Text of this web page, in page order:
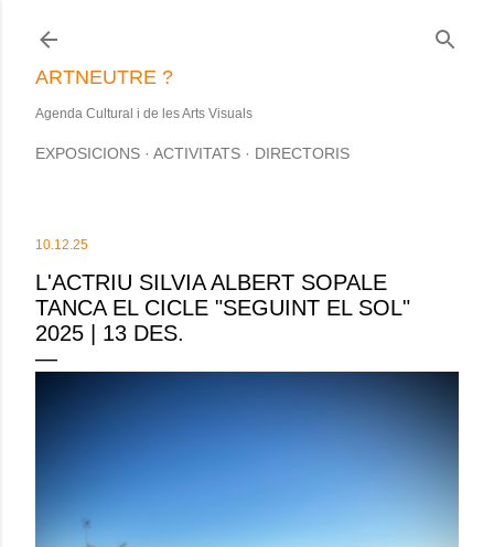
ARTNEUTRE ?
Agenda Cultural i de les Arts Visuals
EXPOSICIONS ACTIVITATS DIRECTORIS
10.12.25
L'ACTRIU SILVIA ALBERT SOPALE
TANCA EL CICLE "SEGUINT EL SOL"
2025 | 13 DES.